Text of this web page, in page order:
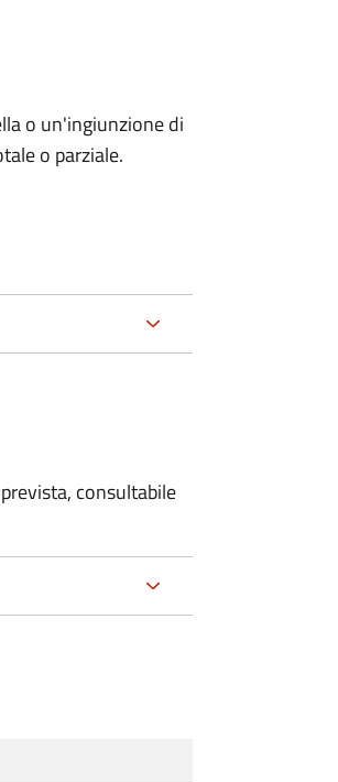
o un'ingiunzione di
o parziale.
consultabile